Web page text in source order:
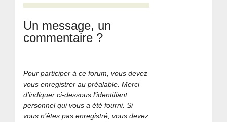
Un message, un
commentaire ?
Pour participer à ce forum, vous devez
vous enregistrer au préalable. Merci
d’indiquer ci-dessous l’identifiant
personnel qui vous a été fourni. Si
vous n’êtes pas enregistré, vous devez